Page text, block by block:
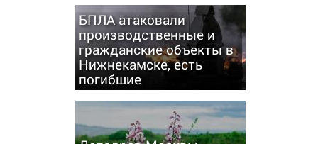
БПЛА атаковали
производственные и
гражданские объекты в
Нижнекамске, есть
погибшие